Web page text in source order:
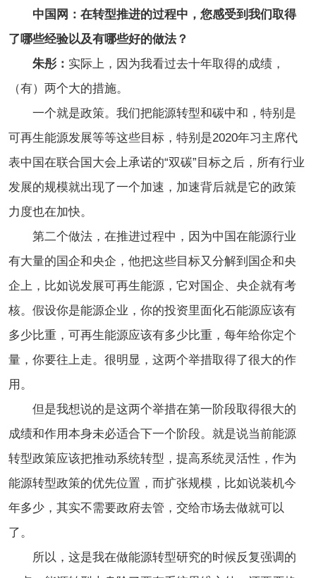
中国网：在转型推进的过程中，您感受到我们取得
了哪些经验以及有哪些好的做法？
朱彤： 实际上，因为我看过去十年取得的成绩，
（有）两个大的措施。
一个就是政策。我们把能源转型和碳中和，特别是
可再生能源发展等等这些目标，特别是2020年习主席代
表中国在联合国大会上承诺的“双碳”目标之后，所有行业
发展的规模就出现了一个加速，加速背后就是它的政策
力度也在加快。
第二个做法，在推进过程中，因为中国在能源行业
有大量的国企和央企，他把这些目标又分解到国企和央
企上，比如说发展可再生能源，它对国企、央企就有考
核。假设你是能源企业，你的投资里面化石能源应该有
多少比重，可再生能源应该有多少比重，每年给你定个
量，你要往上走。很明显，这两个举措取得了很大的作
用。
但是我想说的是这两个举措在第一阶段取得很大的
成绩和作用本身未必适合下一个阶段。就是说当前能源
转型政策应该把推动系统转型，提高系统灵活性，作为
能源转型政策的优先位置，而扩张规模，比如说装机今
年多少，其实不需要政府去管，交给市场去做就可以
了。
所以，这是我在做能源转型研究的时候反复强调的